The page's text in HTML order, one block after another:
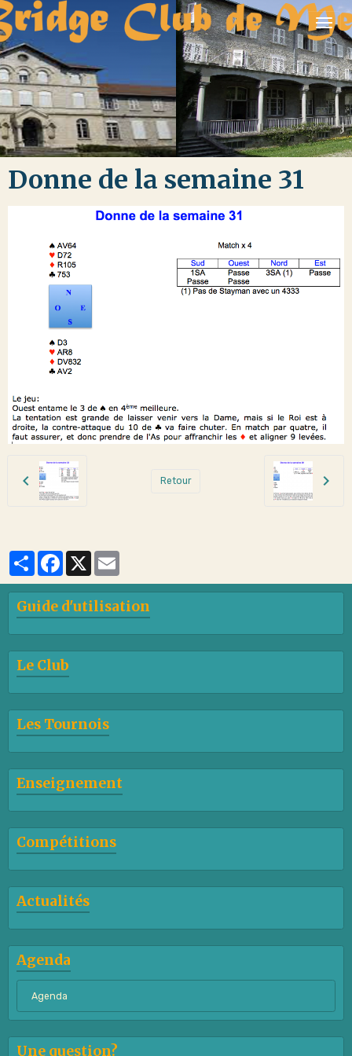
Donne de la semaine 31
Retour
PartagerFacebook
Guide d'utilisation
Le Club
Les Tournois
Enseignement
Compétitions
Actualités
Agenda
Agenda
Une question?